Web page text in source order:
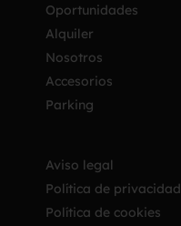
Oportunidades
Alquiler
Nosotros
Accesorios
Parking
Aviso legal
Política de privacidad
Política de cookies